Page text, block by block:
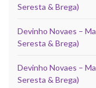
Seresta & Brega)
Devinho Novaes –
Seresta & Brega)
Devinho Novaes –
Seresta & Brega)